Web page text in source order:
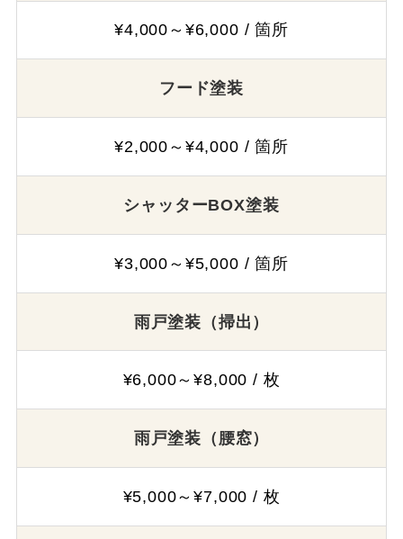
¥4,000～¥6,000 / 箇所
フード塗装
¥2,000～¥4,000 / 箇所
シャッターBOX塗装
¥3,000～¥5,000 / 箇所
雨戸塗装（掃出）
¥6,000～¥8,000 / 枚
雨戸塗装（腰窓）
¥5,000～¥7,000 / 枚